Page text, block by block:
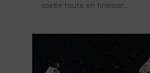
soirée toute en finesse!…